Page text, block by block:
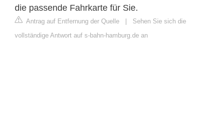
die passende Fahrkarte für Sie.
Antrag auf Entfernung der Quelle | Sehen Sie sich die
vollständige Antwort auf s-bahn-hamburg.de an